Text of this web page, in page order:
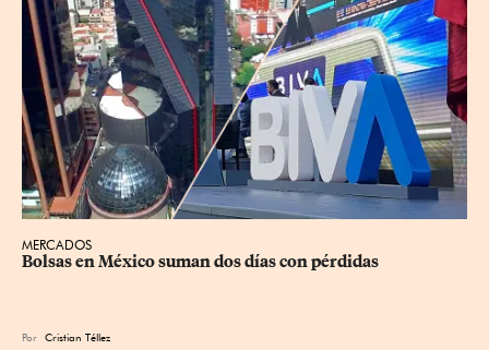
MERCADOS
Bolsas en México suman dos días con pérdidas
Por Cristian Téllez